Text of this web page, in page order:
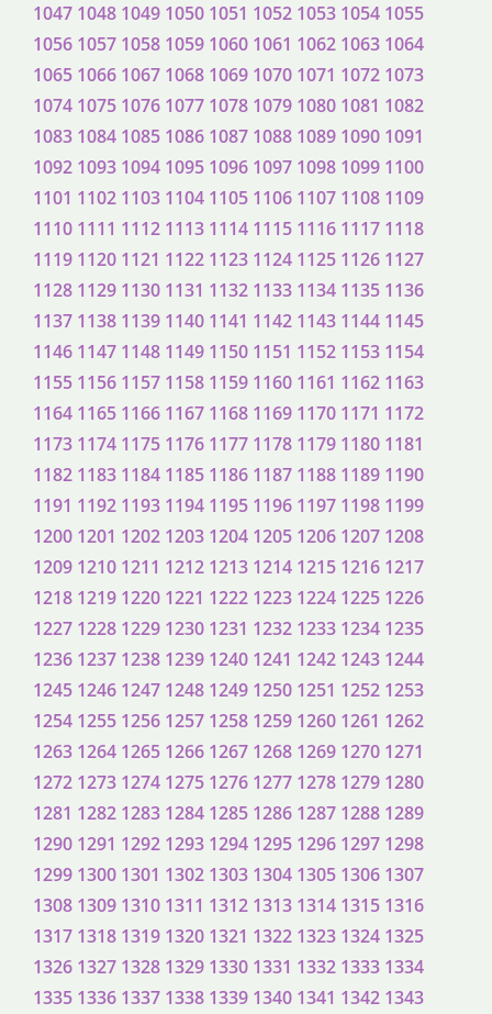
1047 1048 1049 1050 1051 1052 1053 1054 1055
1056 1057 1058 1059 1060 1061 1062 1063 1064
1065 1066 1067 1068 1069 1070 1071 1072 1073
1074 1075 1076 1077 1078 1079 1080 1081 1082
1083 1084 1085 1086 1087 1088 1089 1090 1091
1092 1093 1094 1095 1096 1097 1098 1099 1100
1101 1102 1103 1104 1105 1106 1107 1108 1109
1110 1111 1112 1113 1114 1115 1116 1117 1118
1119 1120 1121 1122 1123 1124 1125 1126 1127
1128 1129 1130 1131 1132 1133 1134 1135 1136
1137 1138 1139 1140 1141 1142 1143 1144 1145
1146 1147 1148 1149 1150 1151 1152 1153 1154
1155 1156 1157 1158 1159 1160 1161 1162 1163
1164 1165 1166 1167 1168 1169 1170 1171 1172
1173 1174 1175 1176 1177 1178 1179 1180 1181
1182 1183 1184 1185 1186 1187 1188 1189 1190
1191 1192 1193 1194 1195 1196 1197 1198 1199
1200 1201 1202 1203 1204 1205 1206 1207 1208
1209 1210 1211 1212 1213 1214 1215 1216 1217
1218 1219 1220 1221 1222 1223 1224 1225 1226
1227 1228 1229 1230 1231 1232 1233 1234 1235
1236 1237 1238 1239 1240 1241 1242 1243 1244
1245 1246 1247 1248 1249 1250 1251 1252 1253
1254 1255 1256 1257 1258 1259 1260 1261 1262
1263 1264 1265 1266 1267 1268 1269 1270 1271
1272 1273 1274 1275 1276 1277 1278 1279 1280
1281 1282 1283 1284 1285 1286 1287 1288 1289
1290 1291 1292 1293 1294 1295 1296 1297 1298
1299 1300 1301 1302 1303 1304 1305 1306 1307
1308 1309 1310 1311 1312 1313 1314 1315 1316
1317 1318 1319 1320 1321 1322 1323 1324 1325
1326 1327 1328 1329 1330 1331 1332 1333 1334
1335 1336 1337 1338 1339 1340 1341 1342 1343